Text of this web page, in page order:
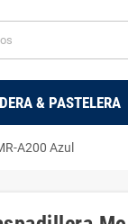
& PASTELERA
A200 Azul